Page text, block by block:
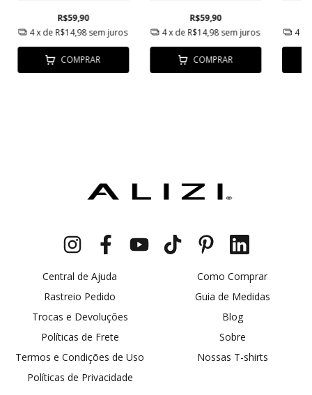
R$59,90
4x de R$14,98 sem juros
COMPRAR
R$59,90
4x de R$14,98sem juros
COMPRAR
4
Central de Ajuda
Rastreio Pedido
Trocas e Devoluções
Políticas de Frete
Termos e Condições de Uso
Políticas de Privacidade
Como Comprar
Guia de Medidas
Blog
Sobre
Nossas T-shirts